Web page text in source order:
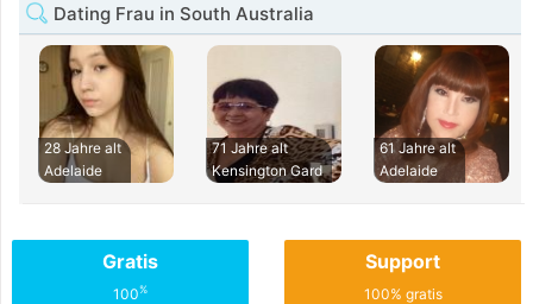
Dating Frau in South Australia
28 Jahre alt
Adelaide
71 Jahre alt
Kensington Gard
61 Jahre alt
Adelaide
Gratis
100%
Support
100% gratis